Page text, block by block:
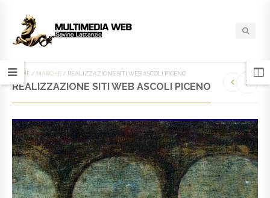
HOME / MARCHE / REALIZZAZIONE SITI WEB ASCOLI PICENO
REALIZZAZIONE SITI WEB ASCOLI PICENO